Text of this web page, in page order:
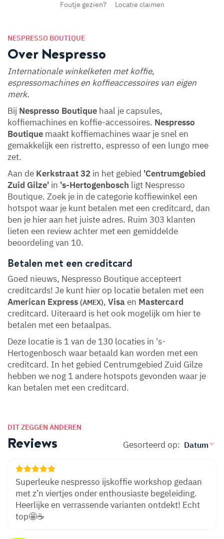
NESPRESSO BOUTIQUE
Over Nespresso
Internationale winkelketen met koffie,
espressomachines en koffieaccessoires van eigen
merk.
Bij Nespresso Boutique haal je capsules,
koffiemachines en koffie-accessoires. Nespresso
Boutique maakt koffiemachines waar je snel en
gemakkelijk een ristretto, espresso of een lungo mee
zet.
Aan de Kerkstraat 32 in het gebied 'Centrumgebied
Zuid Gilze' in 's-Hertogenbosch ligt Nespresso
Boutique. Zoek je in de categorie koffiewinkel een
hotspot waar je kunt betalen met een creditcard, dan
ben je hier aan het juiste adres. Ruim 303 klanten
lieten een review achter met een gemiddelde
beoordeling van 10.
Betalen met een creditcard
Goed nieuws, Nespresso Boutique accepteert
creditcards! Je kunt hier op locatie betalen met een
American Express (AMEX), Visa en Mastercard
creditcard. Uiteraard is het ook mogelijk om hier te
betalen met een betaalpas.
Deze locatie is 1 van de 130 locaties in 's-
Hertogenbosch waar betaald kan worden met een
creditcard. In het gebied Centrumgebied Zuid Gilze
hebben we nog 1 andere hotspots gevonden waar je
kan betalen met een creditcard.
Foutje gezien? Locatie claimen
DIT ZEGGEN ANDEREN
Reviews Gesorteerd op:
Superleuke nespresso ijskoffie workshop gedaan
met z’n viertjes onder enthousiaste begeleiding.
Heerlijke en verrassende varianten ontdekt! Echt
top🤩☕️